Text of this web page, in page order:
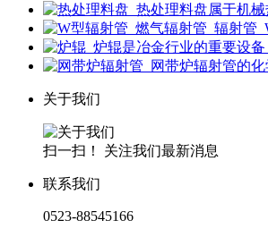
关于我们
扫一扫！ 关注我们最新消息
联系我们
0523-88545166